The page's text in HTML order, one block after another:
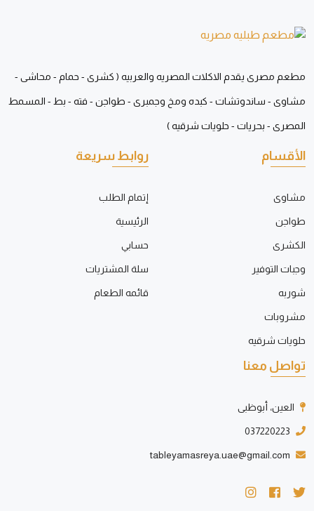
مطعم مصرى يقدم الاكلات المصريه والعربيه ( كشرى - حمام - محاشى -
مشاوى - ساندوتشات - كبده ومخ وجمبرى - طواجن - فته - بط - المسمط
المصرى - بحريات - حلويات شرقيه )
الأقسام
مشاوى
طواجن
الكشرى
وجبات التوفير
شوربه
مشروبات
حلويات شرقيه
روابط سريعة
إتمام الطلب
الرئيسية
حسابي
سلة المشتريات
قائمه الطعام
تواصل معنا
العين، أبوظبى